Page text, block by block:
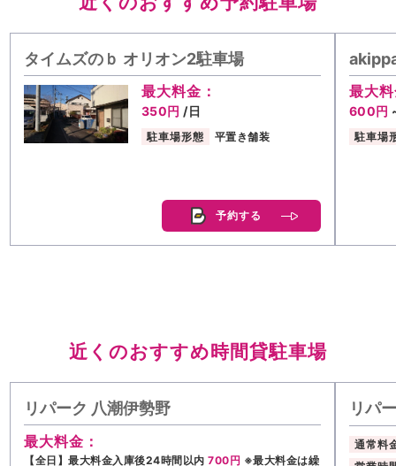
タイムズのｂ オリオン2駐車場
最大料金：
350円 /日
駐車場形態 平置き舗装
予約する
最大
600円
駐車場
近くのおすすめ時間貸駐車場
リパーク 八潮伊勢野
最大料金：
【全日】最大料金入庫後24時間以内700円 ※最大料金は繰
リパ
通常料